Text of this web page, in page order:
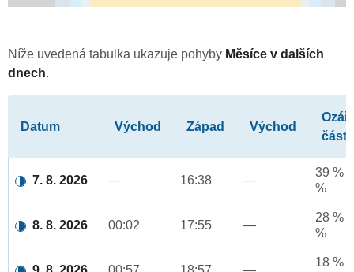
Níže uvedená tabulka ukazuje pohyby Měsíce v dalších
dnech.
Datum Východ Západ Východ
část
7. 8. 2026 — 16:38 —
39 %
%
8. 8. 2026 00:02 17:55 —
28 %
%
18 %